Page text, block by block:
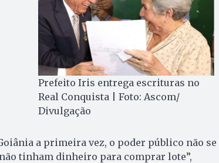
Prefeito Iris entrega escrituras no
Real Conquista | Foto: Ascom/
Divulgação
a primeira vez, o poder público não se
tinham dinheiro para comprar lote”,